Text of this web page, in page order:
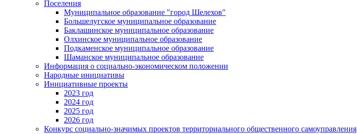
Поселения
Муниципальное образование "город Шелехов"
Большелугское муниципальное образование
Баклашинское муниципальное образование
Олхинское муниципальное образование
Подкаменское муниципальное образование
Шаманское муниципальное образование
Информация о социально-экономическом положении
Народные инициативы
Инициативные проекты
2023 год
2024 год
2025 год
2026 год
Конкурс социально-значимых проектов территориального общественного самоуправления